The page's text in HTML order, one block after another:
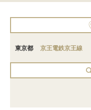
東京都 京王電鉄京王線